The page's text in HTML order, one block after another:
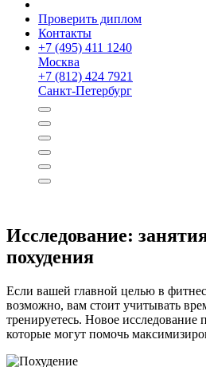
Проверить диплом
Контакты
+7 (495) 411 1240
Москва
+7 (812) 424 7921
Санкт-Петербург
Исследование:
похудения
Если вашей главной целью в
возможно, вам стоит учитывать
тренируетесь. Новое исследование
которые могут помочь